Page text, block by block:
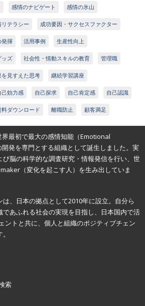
感情のナビゲート 感情の氷山
リテラシー 成功要因・サクセスファクター
発揮 活用事例 生産性向上
ッズ 社会性・情動スキルの教育 管理職
を見すえた思考 継続学習講座
己効力感 自己探求 自己肯定感 自己認識
料ダウンロード 離職防止 顧客満足
最初で最大の感情知能（Emotional
発を専門とする組織として誕生しました。実
び脳の科学的な調査研究・情報発信を行い、世
（変化を起こす人）を生み出していま
、日本の拠点として2010年に設立。自分ら
であふれる社会の実現を目指し、日本国内で活
ントと共に、個人と組織のポジティブチェン
索